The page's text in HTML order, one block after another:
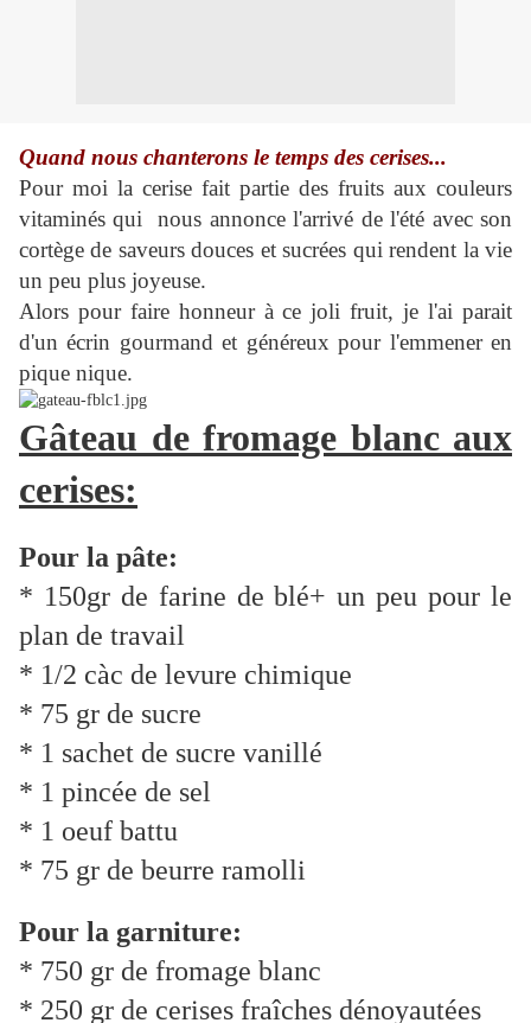
Quand nous chanterons le temps des cerises...
Pour moi la cerise fait partie des fruits aux couleurs
vitaminés qui nous annonce l'arrivé de l'été avec son
cortège de saveurs douces et sucrées qui rendent la vie
un peu plus joyeuse.
Alors pour faire honneur à ce joli fruit, je l'ai parait
d'un écrin gourmand et généreux pour l'emmener en
pique nique.
Gâteau de fromage blanc aux
cerises:
Pour la pâte:
* 150gr de farine de blé+ un peu pour le
plan de travail
* 1/2 càc de levure chimique
* 75 gr de sucre
* 1 sachet de sucre vanillé
* 1 pincée de sel
* 1 oeuf battu
* 75 gr de beurre ramolli
Pour la garniture:
* 750 gr de fromage blanc
* 250 gr de cerises fraîches dénoyautées